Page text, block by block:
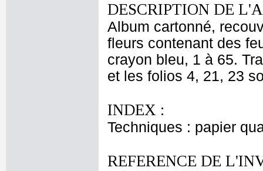
DESCRIPTION DE
Album cartonné,
fleurs contenant des
crayon bleu, 1 à 65.
et les folios 4, 21, 23
INDEX :
Techniques : papier
REFERENCE DE